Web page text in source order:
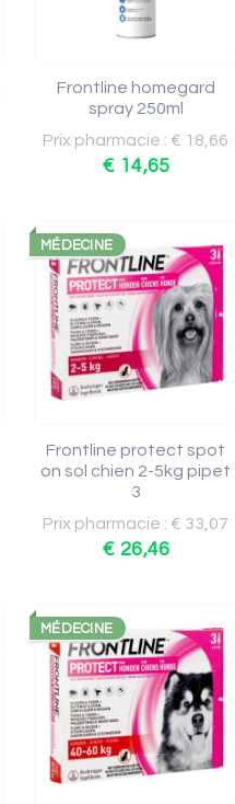
Frontline homegard
spray 250ml
Prix pharmacie : € 18,66
€ 14,65
MÉDECINE
Frontline protect spot
on sol chien 2-5kg pipet
3
Prix pharmacie : € 33,07
€ 26,46
MÉDECINE